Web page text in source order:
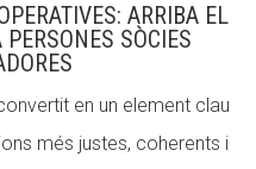
ARRIBA EL
PERSONES SÒCIES
en un element clau
més justes, coherents i